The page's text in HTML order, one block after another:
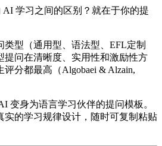
学习之间的区别？就在于你的提
类型（通用型、语法型、EFL定制
提问在清晰度、实用性和激励性方
分都最高（Algobaei & Alzain,
变身为语言学习伙伴的提问模板。
实的学习规律设计，随时可复制粘贴